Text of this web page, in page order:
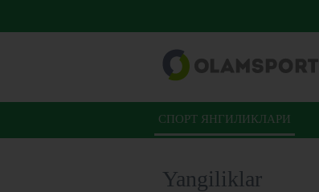
СПОРТ ЯНГИЛИКЛАРИ
Yangiliklar